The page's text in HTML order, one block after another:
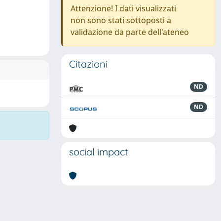
Attenzione! I dati visualizzati
non sono stati sottoposti a
validazione da parte dell'ateneo
Citazioni
ND
ND
social impact